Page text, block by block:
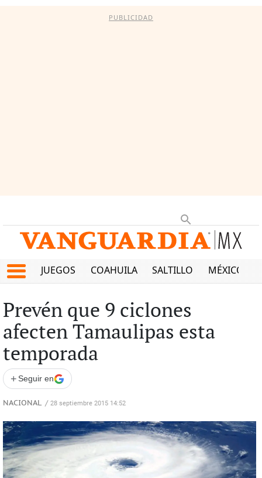
PUBLICIDAD
JUEGOS COAHUILA SALTILLO MÉXICO
Prevén que 9 ciclones
afecten Tamaulipas esta
temporada
+ Seguir en
NACIONAL / 28 septiembre 2015 14:52